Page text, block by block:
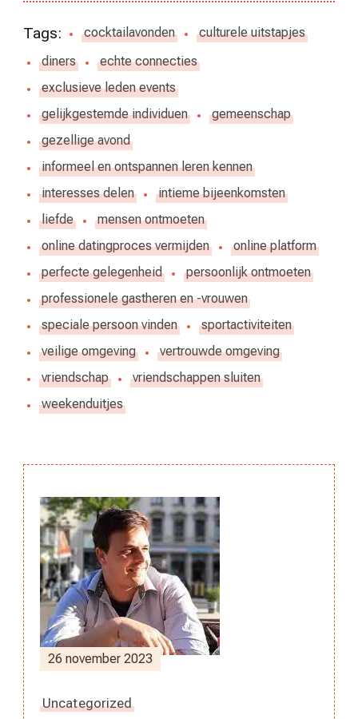
Tags: cocktailavonden
culturele uitstapjes
diners
echte connecties
exclusieve leden events
gelijkgestemde individuen
gemeenschap
gezellige avond
informeel en ontspannen leren kennen
interesses delen
intieme bijeenkomsten
liefde
mensen ontmoeten
online datingproces vermijden
online platform
perfecte gelegenheid
persoonlijk ontmoeten
professionele gastheren en -vrouwen
speciale persoon vinden
sportactiviteiten
veilige omgeving
vertrouwde omgeving
vriendschap
vriendschappen sluiten
weekenduitjes
Berichtnavigatie
26 november 2023
Uncategorized